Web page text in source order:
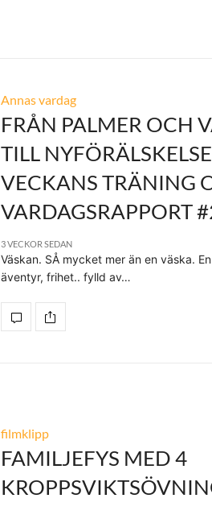
Annas vardag
FRÅN PALMER OCH
TILL
VECKANS TRÄNING
VARDAGSRAPPORT
3 VECKOR SEDAN
Väskan. SÅ mycket mer än en väska.
äventyr, frihet.. fylld av…
filmklipp
FAMILJEFYS MED 4